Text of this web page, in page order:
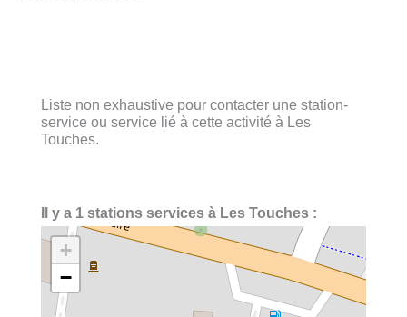
Liste non exhaustive pour contacter une station-
service ou service lié à cette activité à Les
Touches.
Il y a 1 stations services à Les Touches :
+
−